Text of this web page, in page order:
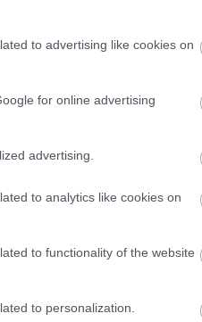
to advertising like cookies on
for online advertising
advertising.
to analytics like cookies on
to functionality of the website
to personalization.
A
A
A
A
a
A
A
A
A
A
A
A